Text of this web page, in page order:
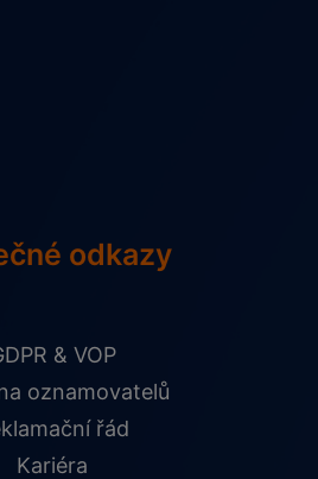
odkazy
& VOP
oznamovatelů
řád
Kariéra